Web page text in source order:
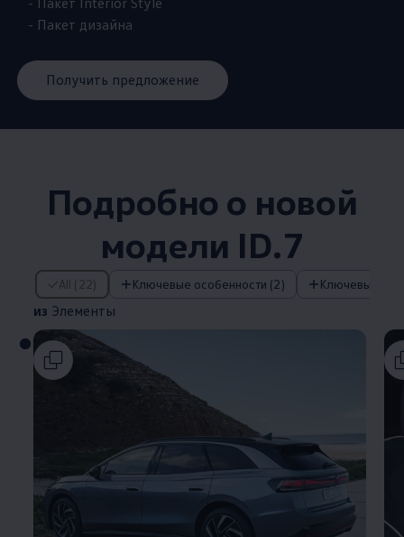
- Пакет дизайна
Получить предложение
Подробно о новой
модели ID.7
All (22) Ключевые особенности (2)
из Элементы
из Элементы